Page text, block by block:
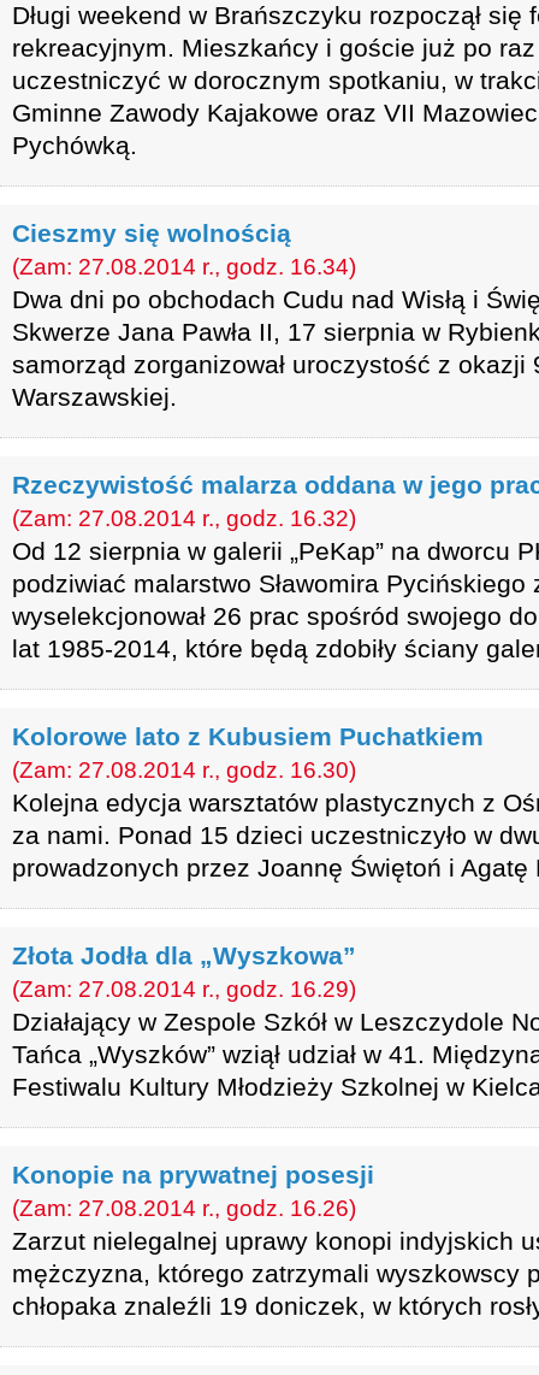
Długi weekend w Brańszczyku rozpoczął się
rekreacyjnym. Mieszkańcy i goście już po
uczestniczyć w dorocznym spotkaniu, w
Gminne Zawody Kajakowe oraz VII
Pychówką.
Cieszmy się wolnością
(Zam: 27.08.2014 r., godz. 16.34)
Dwa dni po obchodach Cudu nad Wisłą i
Skwerze Jana Pawła II, 17 sierpnia w
samorząd zorganizował uroczystość z okazji
Warszawskiej.
Rzeczywistość malarza oddana w jego
(Zam: 27.08.2014 r., godz. 16.32)
Od 12 sierpnia w galerii „PeKap” na dworcu
podziwiać malarstwo Sławomira Pycińskiego
wyselekcjonował 26 prac spośród swojego
lat 1985-2014, które będą zdobiły ściany
Kolorowe lato z Kubusiem Puchatkiem
(Zam: 27.08.2014 r., godz. 16.30)
Kolejna edycja warsztatów plastycznych z
za nami. Ponad 15 dzieci uczestniczyło w
prowadzonych przez Joannę Świętoń i Agatę
Złota Jodła dla „Wyszkowa”
(Zam: 27.08.2014 r., godz. 16.29)
Działający w Zespole Szkół w Leszczydole
Tańca „Wyszków” wziął udział w 41.
Festiwalu Kultury Młodzieży Szkolnej w
Konopie na prywatnej posesji
(Zam: 27.08.2014 r., godz. 16.26)
Zarzut nielegalnej uprawy konopi indyjskich
mężczyzna, którego zatrzymali wyszkowscy
chłopaka znaleźli 19 doniczek, w których